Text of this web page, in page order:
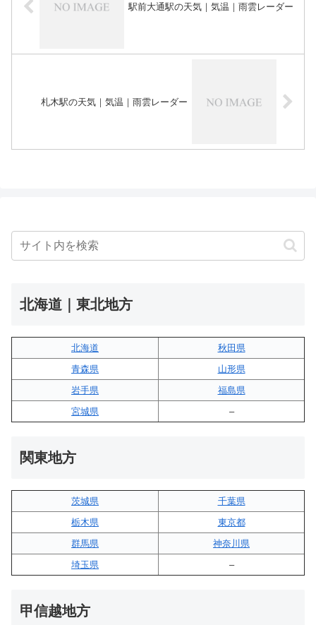
駅前大通駅の天気｜気温｜雨雲レーダー
札木駅の天気｜気温｜雨雲レーダー
北海道｜東北地方
北海道
秋田県
青森県
山形県
岩手県
福島県
宮城県
–
関東地方
茨城県
千葉県
栃木県
東京都
群馬県
神奈川県
埼玉県
–
甲信越地方